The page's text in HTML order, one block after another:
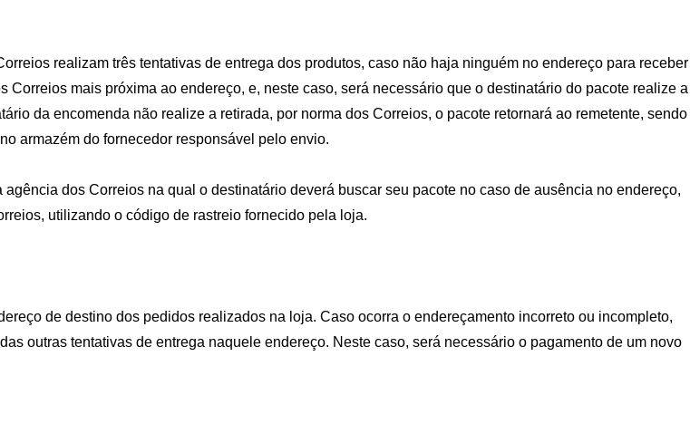
realizam três tentativas de entrega dos produtos, caso não haja ninguém no endereço para receber
mais próxima ao endereço, e, neste caso, será necessário que o destinatário do pacote realize a
da encomenda não realize a retirada, por norma dos Correios, o pacote retornará ao remetente, sendo
armazém do fornecedor responsável pelo envio.
dos Correios na qual o destinatário deverá buscar seu pacote no caso de ausência no endereço,
utilizando o código de rastreio fornecido pela loja.
de destino dos pedidos realizados na loja. Caso ocorra o endereçamento incorreto ou incompleto,
outras tentativas de entrega naquele endereço. Neste caso, será necessário o pagamento de um novo